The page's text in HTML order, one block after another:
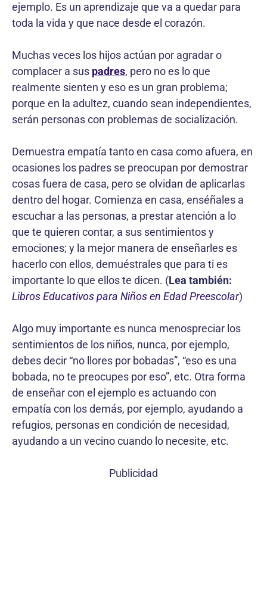
ejemplo. Es un aprendizaje que va a quedar para
toda la vida y que nace desde el corazón.
Muchas veces los hijos actúan por agradar o
complacer a sus padres, pero no es lo que
realmente sienten y eso es un gran problema;
porque en la adultez, cuando sean independientes,
serán personas con problemas de socialización.
Demuestra empatía tanto en casa como afuera, en
ocasiones los padres se preocupan por demostrar
cosas fuera de casa, pero se olvidan de aplicarlas
dentro del hogar. Comienza en casa, enséñales a
escuchar a las personas, a prestar atención a lo
que te quieren contar, a sus sentimientos y
emociones; y la mejor manera de enseñarles es
hacerlo con ellos, demuéstrales que para ti es
importante lo que ellos te dicen. (Lea también:
Libros Educativos para Niños en Edad Preescolar)
Algo muy importante es nunca menospreciar los
sentimientos de los niños, nunca, por ejemplo,
debes decir “no llores por bobadas”, “eso es una
bobada, no te preocupes por eso”, etc. Otra forma
de enseñar con el ejemplo es actuando con
empatía con los demás, por ejemplo, ayudando a
refugios, personas en condición de necesidad,
ayudando a un vecino cuando lo necesite, etc.
Publicidad